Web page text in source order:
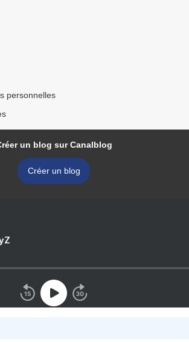
personnelles
un blog sur Canalblog
Créer un blog